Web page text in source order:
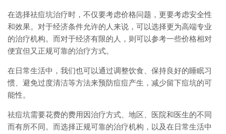
在选择祛痘坑治疗时，不仅要考虑价格问题，更要考虑安全性
和效果。对于经济条件允许的人来说，可以选择更为高端专业
的治疗机构。而对于经济有限的人，则可以参考一些价格相对
便宜但又正规可靠的治疗方式。
在日常生活中，我们也可以通过调整饮食、保持良好的睡眠习
惯、避免过度清洁等方法来预防痘痘产生，减少留下痘坑的可
能性。
祛痘坑需要花费的费用因治疗方式、地区、医院和医生的不同
而有所不同。而选择正规可靠的治疗机构，以及在日常生活中